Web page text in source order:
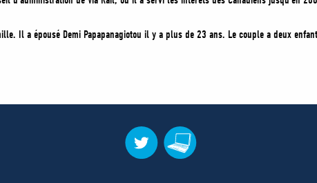
Il a épousé Demi Papapanagiotou il y a plus de 23 ans. Le couple a deux